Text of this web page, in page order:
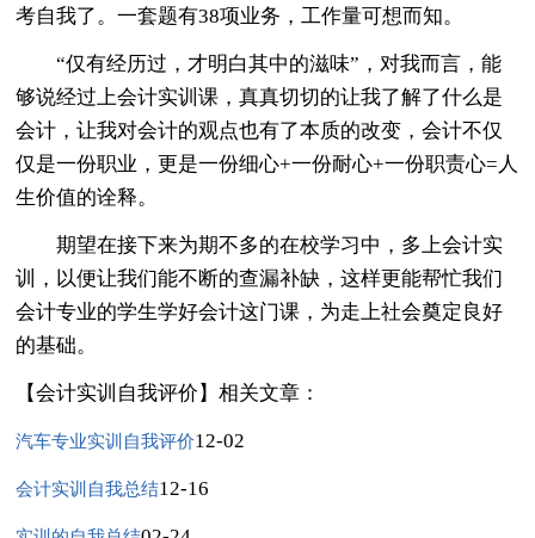
考自我了。一套题有38项业务，工作量可想而知。
“仅有经历过，才明白其中的滋味”，对我而言，能
够说经过上会计实训课，真真切切的让我了解了什么是
会计，让我对会计的观点也有了本质的改变，会计不仅
仅是一份职业，更是一份细心+一份耐心+一份职责心=人
生价值的诠释。
期望在接下来为期不多的在校学习中，多上会计实
训，以便让我们能不断的查漏补缺，这样更能帮忙我们
会计专业的学生学好会计这门课，为走上社会奠定良好
的基础。
【会计实训自我评价】相关文章：
汽车专业实训自我评价12-02
会计实训自我总结12-16